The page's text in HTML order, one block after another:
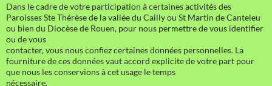
Dans le cadre de votre participation à certaines activités des
Paroisses Ste Thérèse de la vallée du Cailly ou St Martin de Canteleu
ou bien du Diocèse de Rouen, pour nous permettre de vous identifier
ou de vous
contacter, vous nous confiez certaines données personnelles. La
fourniture de ces données vaut accord explicite de votre part pour
que nous les conservions à cet usage le temps
nécessaire.